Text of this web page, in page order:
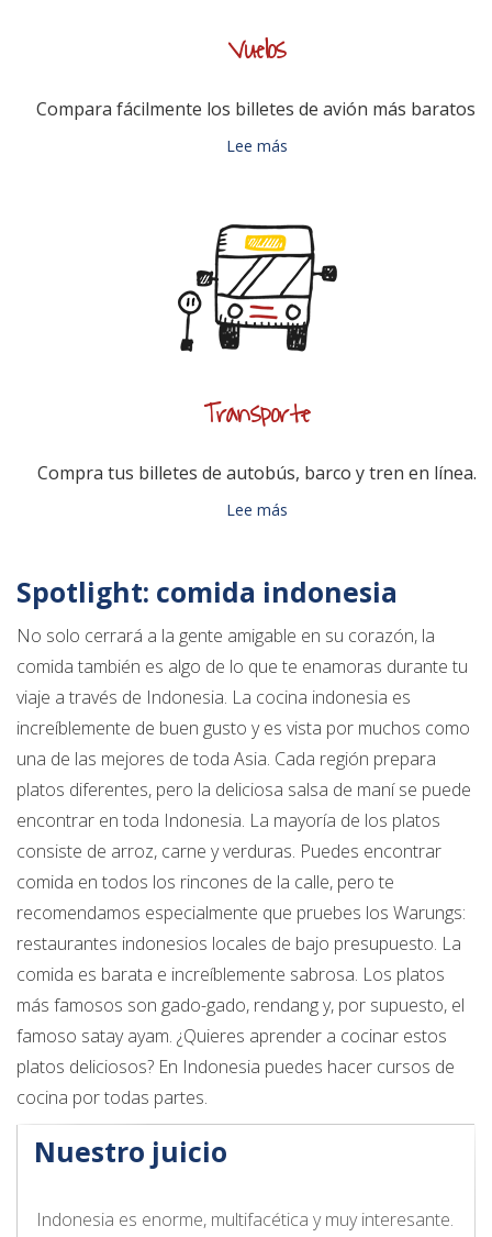
Vuelos
Compara fácilmente los billetes de avión más baratos.
Lee más
Transporte
Compra tus billetes de autobús, barco y tren en línea.
Lee más
Spotlight: comida indonesia
No solo cerrará a la gente amigable en su corazón, la
comida también es algo de lo que te enamoras durante tu
viaje a través de Indonesia. La cocina indonesia es
increíblemente de buen gusto y es vista por muchos como
una de las mejores de toda Asia. Cada región prepara
platos diferentes, pero la deliciosa salsa de maní se puede
encontrar en toda Indonesia. La mayoría de los platos
consiste de arroz, carne y verduras. Puedes encontrar
comida en todos los rincones de la calle, pero te
recomendamos especialmente que pruebes los Warungs:
restaurantes indonesios locales de bajo presupuesto. La
comida es barata e increíblemente sabrosa. Los platos
más famosos son gado-gado, rendang y, por supuesto, el
famoso satay ayam. ¿Quieres aprender a cocinar estos
platos deliciosos? En Indonesia puedes hacer cursos de
cocina por todas partes.
Nuestro juicio
Indonesia es enorme, multifacética y muy interesante.